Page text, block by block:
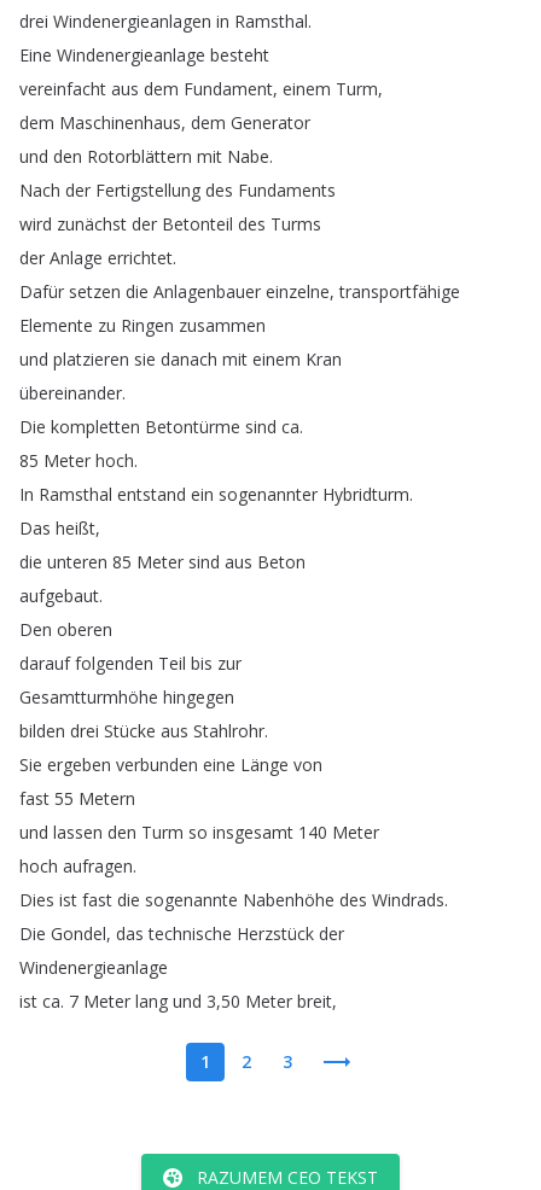
drei Windenergieanlagen in Ramsthal.
Eine Windenergieanlage besteht
vereinfacht aus dem Fundament, einem Turm,
dem Maschinenhaus, dem Generator
und den Rotorblättern mit Nabe.
Nach der Fertigstellung des Fundaments
wird zunächst der Betonteil des Turms
der Anlage errichtet.
Dafür setzen die Anlagenbauer einzelne,transportfähige
Elemente zu Ringen zusammen
und platzieren sie danach mit einem Kran
übereinander.
Die kompletten Betontürme sind ca.
85 Meter hoch.
In Ramsthal entstand ein sogenannter Hybridturm.
Das heißt,
die unteren 85 Meter sind aus Beton
aufgebaut.
Den oberen
darauf folgenden Teil bis zur
Gesamtturmhöhe hingegen
bilden drei Stücke aus Stahlrohr.
Sie ergeben verbunden eine Länge von
fast 55 Metern
und lassen den Turm so insgesamt 140 Meter
hoch aufragen.
Dies ist fast die sogenannte Nabenhöhe des Windrads.
Die Gondel, das technische Herzstück der
Windenergieanlage
ist ca. 7 Meter lang und 3,50 Meter breit,
1 2 3
RAZUMEM CEO TEKST